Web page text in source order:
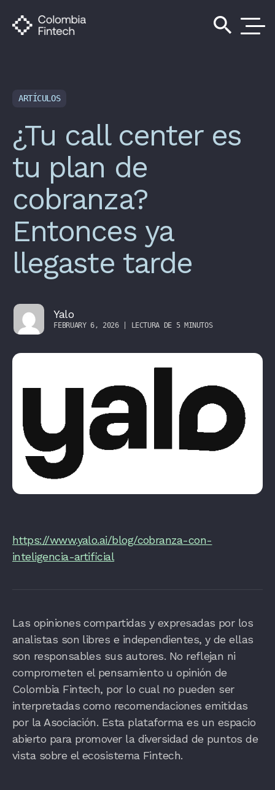
search
ARTÍCULOS
¿Tu call center es
tu plan de
cobranza?
Entonces ya
llegaste tarde
Yalo
FEBRUARY 6, 2026 | LECTURA DE 5 MINUTOS
https://www.yalo.ai/blog/cobranza-con-
inteligencia-artificial
Las opiniones compartidas y expresadas por los
analistas son libres e independientes, y de ellas
son responsables sus autores. No reflejan ni
comprometen el pensamiento u opinión de
Colombia Fintech, por lo cual no pueden ser
interpretadas como recomendaciones emitidas
por la Asociación. Esta plataforma es un espacio
abierto para promover la diversidad de puntos de
vista sobre el ecosistema Fintech.